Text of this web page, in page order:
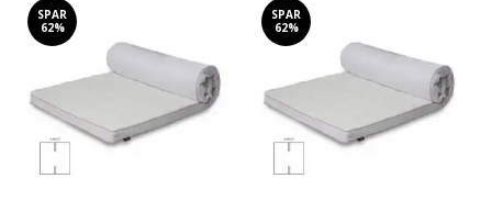
SPAR
62%
SPAR
62%